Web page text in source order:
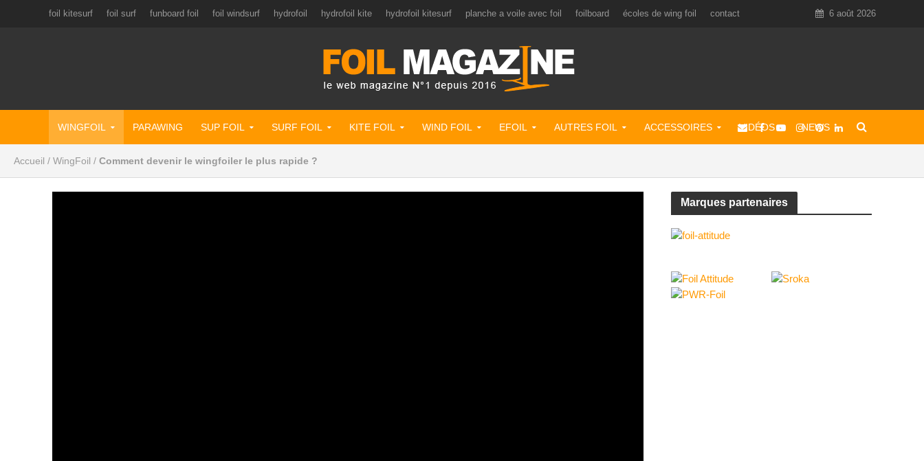
foil kitesurf foil surf funboard foil foil windsurf hydrofoil hydrofoil kite hydrofoil kitesurf planche a voile avec foil foilboard écoles de wing foil contact 6 août 2026
WINGFOIL PARAWING SUP FOIL SURF FOIL KITE FOIL WIND FOIL EFOIL AUTRES FOIL ACCESSOIRES VIDÉOS NEWS
Accueil / WingFoil / Comment devenir le wingfoiler le plus rapide ?
Marques partenaires